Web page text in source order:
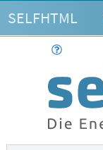
SELFHTML